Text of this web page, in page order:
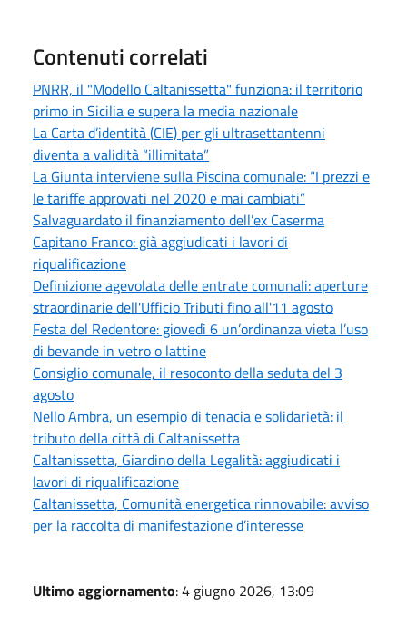
Contenuti correlati
PNRR, il "Modello Caltanissetta" funziona: il territorio
primo in Sicilia e supera la media nazionale
La Carta d’identità (CIE) per gli ultrasettantenni
diventa a validità “illimitata”
La Giunta interviene sulla Piscina comunale: “I prezzi e
le tariffe approvati nel 2020 e mai cambiati”
Salvaguardato il finanziamento dell’ex Caserma
Capitano Franco: già aggiudicati i lavori di
riqualificazione
Definizione agevolata delle entrate comunali: aperture
straordinarie dell'Ufficio Tributi fino all'11 agosto
Festa del Redentore: giovedì 6 un’ordinanza vieta l’uso
di bevande in vetro o lattine
Consiglio comunale, il resoconto della seduta del 3
agosto
Nello Ambra, un esempio di tenacia e solidarietà: il
tributo della città di Caltanissetta
Caltanissetta, Giardino della Legalità: aggiudicati i
lavori di riqualificazione
Caltanissetta, Comunità energetica rinnovabile: avviso
per la raccolta di manifestazione d’interesse
Ultimo aggiornamento: 4 giugno 2026, 13:09